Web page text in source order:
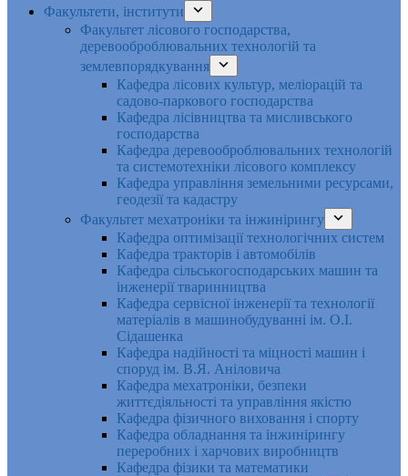
Факультети, інститути
Факультет лісового господарства,
деревооброблювальних технологій та
землевпорядкування
Кафедра лісових культур, меліорацій та
садово-паркового господарства
Кафедра лісівництва та мисливського
господарства
Кафедра деревооброблювальних технологій
та системотехніки лісового комплексу
Кафедра управління земельними ресурсами,
геодезії та кадастру
Факультет мехатроніки та інжинірингу
Кафедра оптимізації технологічних систем
Кафедра тракторів і автомобілів
Кафедра сільськогосподарських машин та
інженерії тваринництва
Кафедра cервісної інженерії та технології
матеріалів в машинобудуванні ім. О.І.
Сідашенка
Кафедра надійності та міцності машин і
споруд ім. В.Я. Аніловича
Кафедра мехатроніки, безпеки
життєдіяльності та управління якістю
Кафедра фізичного виховання і спорту
Кафедра обладнання та інжинірингу
переробних і харчових виробництв
Кафедра фізики та математики